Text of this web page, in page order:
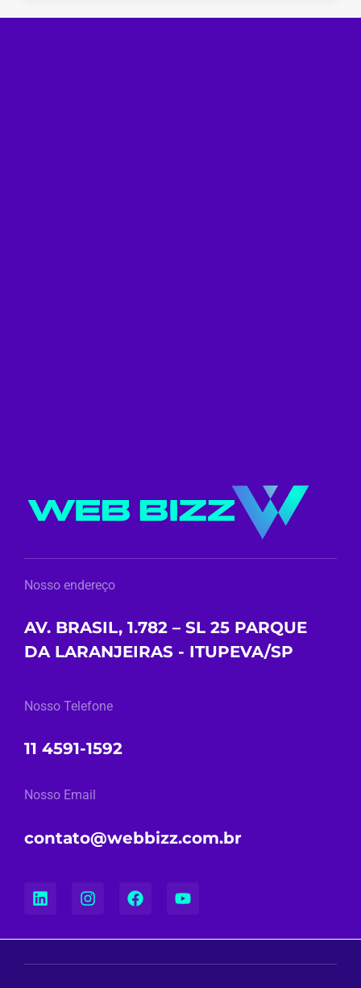
Nosso endereço
AV. BRASIL, 1.782 – SL 25 PARQUE
DA LARANJEIRAS - ITUPEVA/SP
Nosso Telefone
11 4591-1592
Nosso Email
contato@webbizz.com.br